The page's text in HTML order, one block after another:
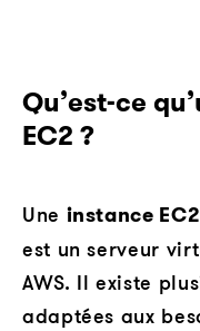
Qu’est-ce
EC2 ?
Une instance
est un serveur
AWS. Il existe
adaptées aux